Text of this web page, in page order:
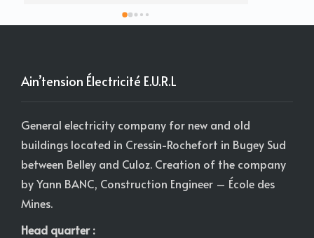
Ain’tension Électricité E.U.R.L
General electricity company for new and old
buildings located in Cressin-Rochefort in Bugey Sud
between Belley and Culoz. Creation of the company
by Yann BANC, Construction Engineer – École des
Mines.
Head quarter :